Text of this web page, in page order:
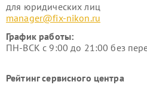
для юридических лиц
manager@fix-nikon.ru
График работы:
ПН-ВСК с 9:00 до 21:00 без
Рейтинг сервисного центра